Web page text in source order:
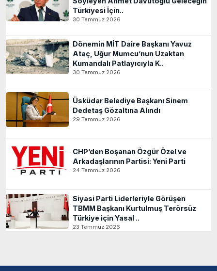
Türkiyesi İçin..
30 Temmuz 2026
Dönemin MİT Daire Başkanı Yavuz
Ataç, Uğur Mumcu’nun Uzaktan
Kumandalı Patlayıcıyla K..
30 Temmuz 2026
Üsküdar Belediye Başkanı Sinem
Dedetaş Gözaltına Alındı
29 Temmuz 2026
CHP’den Boşanan Özgür Özel ve
Arkadaşlarının Partisi: Yeni Parti
24 Temmuz 2026
Siyasi Parti Liderleriyle Görüşen
TBMM Başkanı Kurtulmuş Terörsüz
Türkiye için Yasal ..
23 Temmuz 2026